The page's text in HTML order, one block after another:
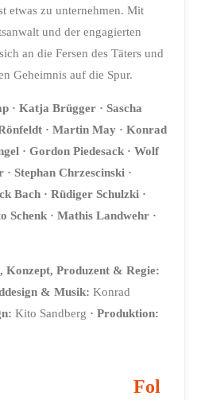
etwas zu unternehmen. Mit
und der engagierten
an die Fersen des Täters und
Geheimnis auf die Spur.
· Katja Brügger · Sascha
·Martin May · Konrad
· Gordon Piedesack · Wolf
· Stephan Chrzescinski ·
Bach · Rüdiger Schulzki ·
Schenk · Mathis Landwehr ·
Konzept, Produzent & Regie:
& Musik: Konrad
Kito Sandberg ·Produktion:
Fol